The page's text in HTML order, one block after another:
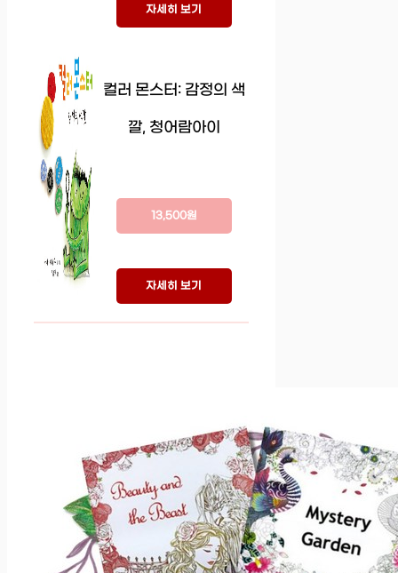
자세히 보기
컬러 몬스터: 감정의 색
깔, 청어람아이
13,500원
자세히 보기